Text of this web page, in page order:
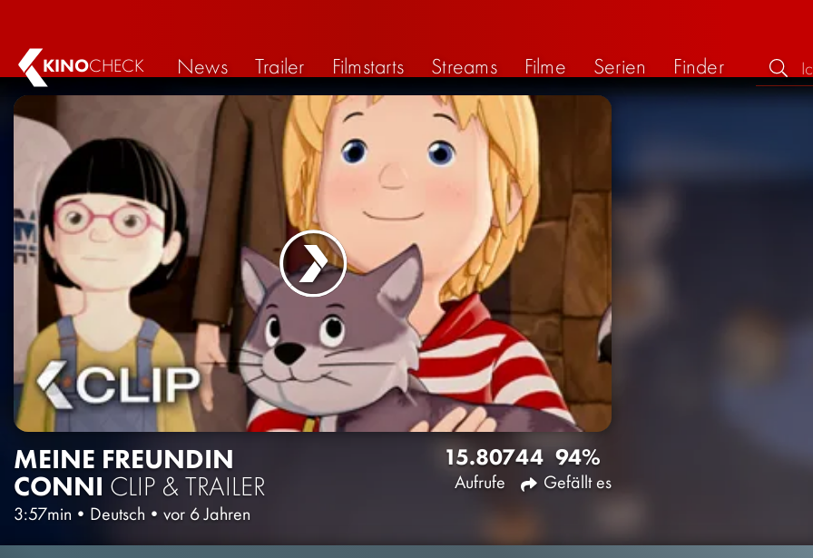
KINOCHECK News Trailer Filmstarts Streams Filme Serien Finder
MEINE FREUNDIN
CONNI CLIP & TRAILER
3:57min • Deutsch • vor 6 Jahren
15.807
Aufrufe
44 94%
Gefällt es